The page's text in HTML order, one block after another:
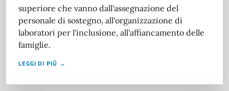
superiore che vanno dall'assegnazione del
personale di sostegno, all'organizzazione di
laboratori per l'inclusione, all'affiancamento delle
famiglie.
LEGGI DI PIÙ →